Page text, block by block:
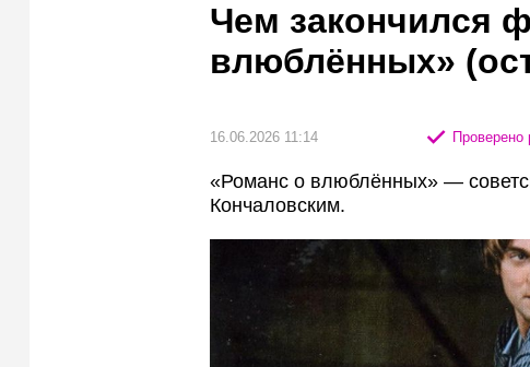
Чем закончился
влюблённых»
16.06.2026 11:14 Проверено
«Романс о влюблённых» —
Кончаловским.